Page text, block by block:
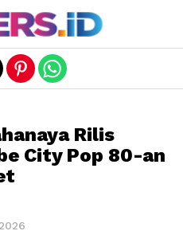
Rilis
City Pop 80-an
version